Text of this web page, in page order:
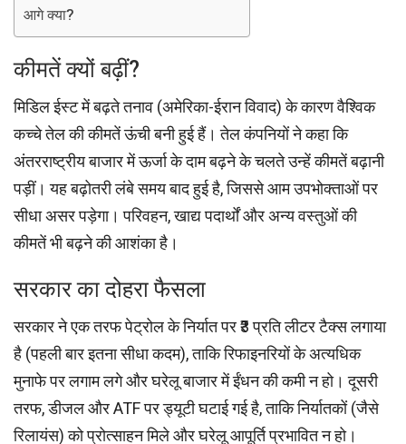
आगे क्या?
कीमतें क्यों बढ़ीं?
मिडिल ईस्ट में बढ़ते तनाव (अमेरिका-ईरान विवाद) के कारण वैश्विक
कच्चे तेल की कीमतें ऊंची बनी हुई हैं। तेल कंपनियों ने कहा कि
अंतरराष्ट्रीय बाजार में ऊर्जा के दाम बढ़ने के चलते उन्हें कीमतें बढ़ानी
पड़ीं। यह बढ़ोतरी लंबे समय बाद हुई है, जिससे आम उपभोक्ताओं पर
सीधा असर पड़ेगा। परिवहन, खाद्य पदार्थों और अन्य वस्तुओं की
कीमतें भी बढ़ने की आशंका है।
सरकार का दोहरा फैसला
सरकार ने एक तरफ पेट्रोल के निर्यात पर ₹3 प्रति लीटर टैक्स लगाया
है (पहली बार इतना सीधा कदम), ताकि रिफाइनरियों के अत्यधिक
मुनाफे पर लगाम लगे और घरेलू बाजार में ईंधन की कमी न हो। दूसरी
तरफ, डीजल और ATF पर ड्यूटी घटाई गई है, ताकि निर्यातकों (जैसे
रिलायंस) को प्रोत्साहन मिले और घरेलू आपूर्ति प्रभावित न हो।